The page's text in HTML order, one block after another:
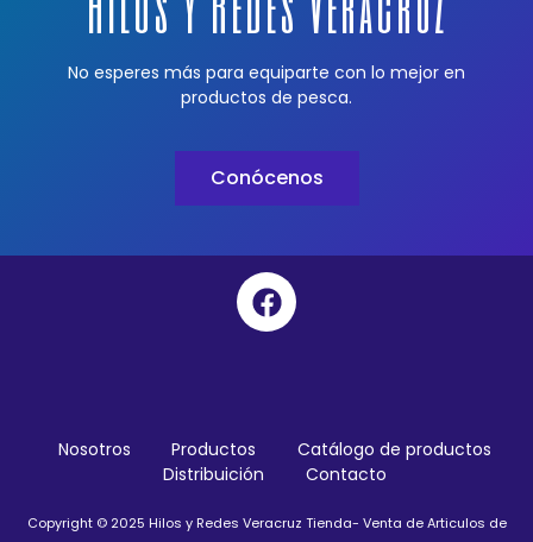
No esperes más para equiparte con lo mejor en
productos de pesca.
Conócenos
Nosotros Productos
Catálogo de productos
Distribuición
Contacto
Copyright © 2025 Hilos y Redes Veracruz Tienda- Venta de Articulos de